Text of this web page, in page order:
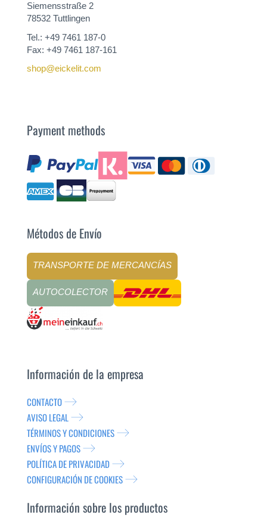
Siemensstraße 2
78532 Tuttlingen
Tel.: +49 7461 187-0
Fax: +49 7461 187-161
shop@eickelit.com
Payment methods
Métodos de Envío
TRANSPORTE DE MERCANCÍAS
AUTOCOLECTOR
Información de la empresa
CONTACTO
AVISO LEGAL
TÉRMINOS Y CONDICIONES
ENVÍOS Y PAGOS
POLÍTICA DE PRIVACIDAD
CONFIGURACIÓN DE COOKIES
Información sobre los productos